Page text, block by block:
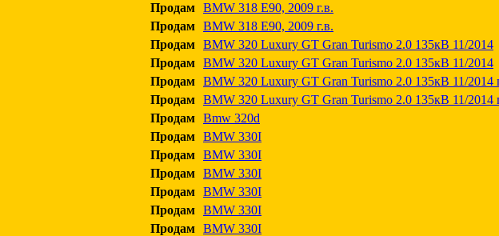
Продам BMW 318 E90, 2009 г.в.
Продам BMW 318 E90, 2009 г.в.
Продам BMW 320 Luxury GT Gran Turismo 2.0 135кВ 11/2014
Продам BMW 320 Luxury GT Gran Turismo 2.0 135кВ 11/2014
Продам BMW 320 Luxury GT Gran Turismo 2.0 135кВ 11/2014
Продам BMW 320 Luxury GT Gran Turismo 2.0 135кВ 11/2014
Продам Bmw 320d
Продам BMW 330I
Продам BMW 330I
Продам BMW 330I
Продам BMW 330I
Продам BMW 330I
Продам BMW 330I